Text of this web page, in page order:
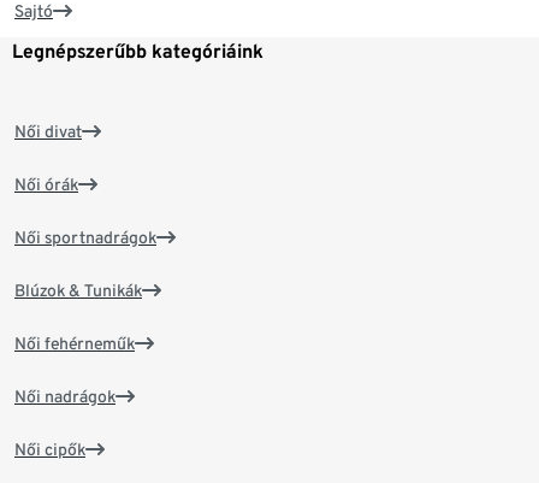
Sajtó
Legnépszerűbb kategóriáink
Női divat
Női órák
Női sportnadrágok
Blúzok & Tunikák
Női fehérneműk
Női nadrágok
Női cipők